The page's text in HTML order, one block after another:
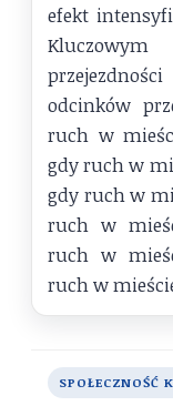
efekt
odcinków
ruch w
gdy ruch w
gdy ruch w
ruch w
ruch w
ruch w
SPOŁECZNOŚĆ